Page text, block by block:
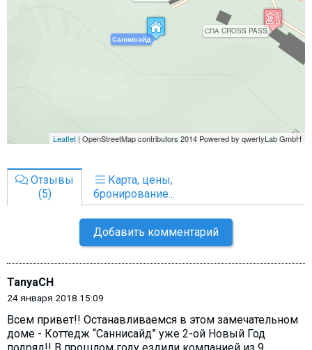
Отзывы
(5)
Карта, цены,
бронирование...
Добавить комментарий
TanyaCH
24 января 2018 15:09
Всем привет!! Останавливаемся в этом замечательном
доме - Коттедж “Саннисайд” уже 2-ой Новый Год